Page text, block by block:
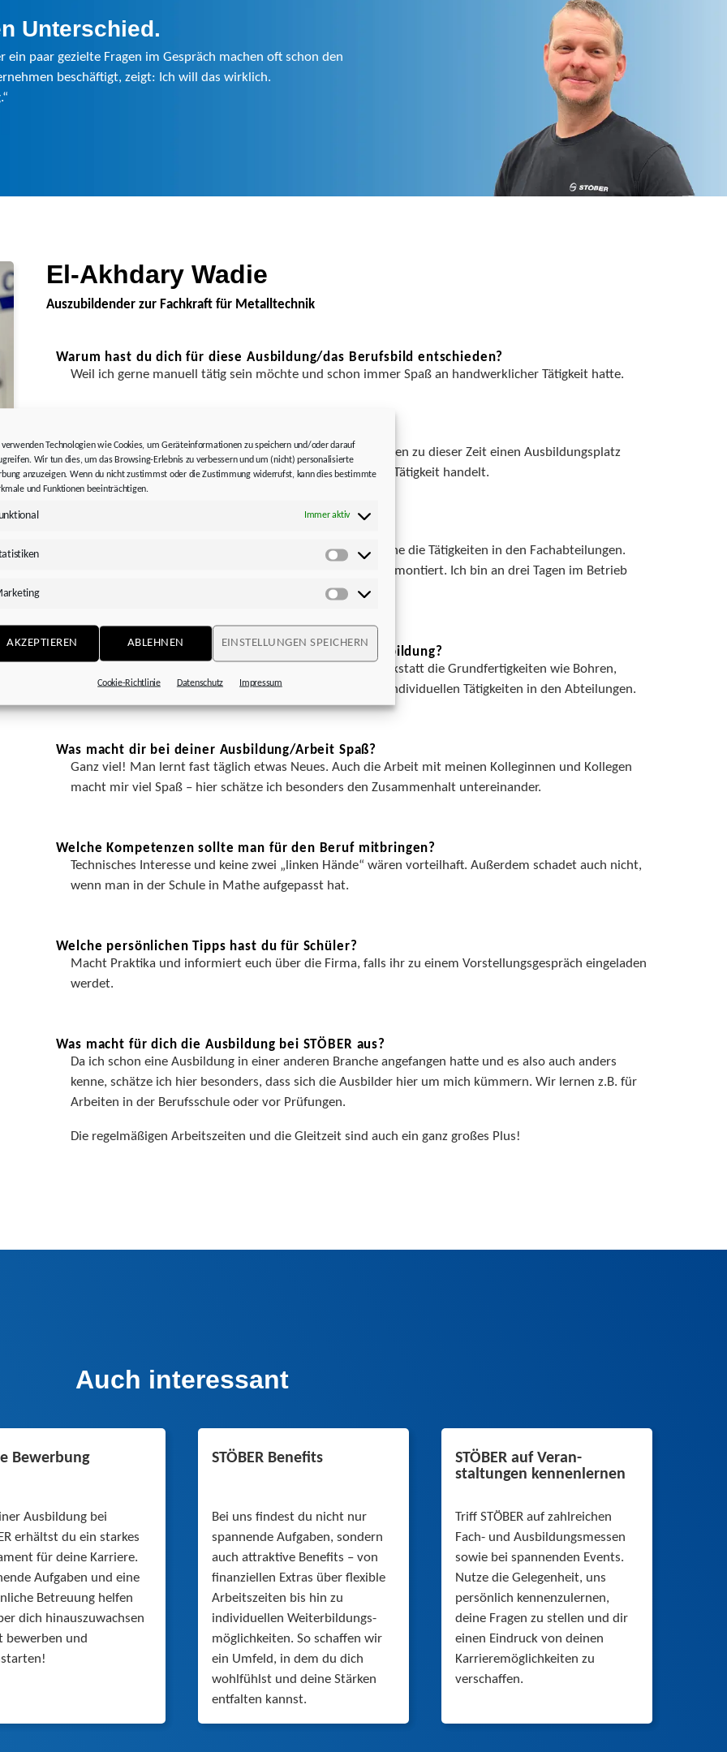
Technologien wie Cookies, um Geräteinformationen zu speichern und/oder darauf
Wir tun dies, um das Browsing-Erlebnis zu verbessern und um (nicht) personalisierte
anzuzeigen. Wenn du nicht zustimmst oder die Zustimmung widerrufst, kann dies bestimmte
und Funktionen beeinträchtigen.
Immer aktiv
Statistiken
Marketing
AKZEPTIEREN ABLEHNEN EINSTELLUNGEN SPEICHERN
Cookie-Richtlinie Datenschutz Impressum
Unterschied.
paar gezielte Fragen im Gespräch machen oft schon den
beschäftigt, zeigt: Ich will das wirklich.
El-Akhdary Wadie
Auszubildender zur Fachkraft für Metalltechnik
Warum hast du dich für diese Ausbildung/das Berufsbild entschieden?
Weil ich gerne manuell tätig sein möchte und schon immer Spaß an handwerklicher Tätigkeit hatte.
Ich habe mich bei STÖBER beworben, weil das Unternehmen zu dieser Zeit einen Ausbildungsplatz
offen hatte und weil es sich um eine attraktive Firma und Tätigkeit handelt.
Zurzeit bin ich im Abteilungsdurchlauf, das heißt ich erlerne die Tätigkeiten in den Fachabteilungen.
Zum Beispiel in der Montageabteilung, wie man Getriebe montiert. Ich bin an drei Tagen im Betrieb
und an zwei Tagen pro Woche in der Berufsschule.
Welche Aufgaben und Tätigkeiten hast du in der Ausbildung?
Hauptsächlich lernen – am Anfang in der Ausbildungswerkstatt die Grundfertigkeiten wie Bohren,
Drehen und Fräsen und jetzt in den Fachabteilungen die individuellen Tätigkeiten in den Abteilungen.
Was macht dir bei deiner Ausbildung/Arbeit Spaß?
Ganz viel! Man lernt fast täglich etwas Neues. Auch die Arbeit mit meinen Kolleginnen und Kollegen
macht mir viel Spaß – hier schätze ich besonders den Zusammenhalt untereinander.
Welche Kompetenzen sollte man für den Beruf mitbringen?
Technisches Interesse und keine zwei „linken Hände“ wären vorteilhaft. Außerdem schadet auch nicht,
wenn man in der Schule in Mathe aufgepasst hat.
Welche persönlichen Tipps hast du für Schüler?
Macht Praktika und informiert euch über die Firma, falls ihr zu einem Vorstellungsgespräch eingeladen
werdet.
Was macht für dich die Ausbildung bei STÖBER aus?
Da ich schon eine Ausbildung in einer anderen Branche angefangen hatte und es also auch anders
kenne, schätze ich hier besonders, dass sich die Ausbilder hier um mich kümmern. Wir lernen z.B. für
Arbeiten in der Berufsschule oder vor Prüfungen.
Die regelmäßigen Arbeitszeiten und die Gleitzeit sind auch ein ganz großes Plus!
Auch interessant
Bewerbung
Ausbildung bei
erhältst du ein starkes
für deine Karriere.
Aufgaben und eine
Betreuung helfen
dich hinauszuwachsen
bewerben und
STÖBER Benefits
Bei uns findest du nicht nur
spannende Aufgaben, sondern
auch attraktive Benefits – von
finanziellen Extras über flexible
Arbeitszeiten bis hin zu
individuellen Weiterbildungs­
möglichkeiten. So schaffen wir
ein Umfeld, in dem du dich
wohlfühlst und deine Stärken
entfalten kannst.
STÖBER auf Veran­
staltungen kennenlernen
Triff STÖBER auf zahlreichen
Fach- und Ausbildungsmessen
sowie bei spannenden Events.
Nutze die Gelegenheit, uns
persönlich kennenzulernen,
deine Fragen zu stellen und dir
einen Eindruck von deinen
Karrieremöglichkeiten zu
verschaffen.